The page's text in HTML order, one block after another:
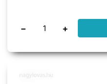
− +